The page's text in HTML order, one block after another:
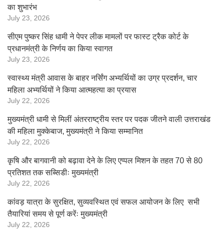
का शुभारंभ
July 23, 2026
सीएम पुष्कर सिंह धामी ने पेपर लीक मामलों पर फास्ट ट्रैक कोर्ट के
प्रधानमंत्री के निर्णय का किया स्वागत
July 23, 2026
स्वास्थ्य मंत्री आवास के बाहर नर्सिंग अभ्यर्थियों का उग्र प्रदर्शन, चार
महिला अभ्यर्थियों ने किया आत्महत्या का प्रयास
July 22, 2026
मुख्यमंत्री धामी से मिलीं अंतरराष्ट्रीय स्तर पर पदक जीतने वाली उत्तराखंड
की महिला मुक्केबाज, मुख्यमंत्री ने किया सम्मानित
July 22, 2026
कृषि और बागवानी को बढ़ावा देने के लिए एप्पल मिशन के तहत 70 से 80
प्रतिशत तक सब्सिडीः मुख्यमंत्री
July 22, 2026
कांवड़ यात्रा के सुरक्षित, सुव्यवस्थित एवं सफल आयोजन के लिए सभी
तैयारियां समय से पूर्ण करेंः मुख्यमंत्री
July 22, 2026